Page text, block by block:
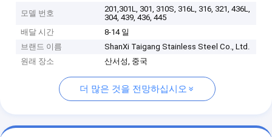
모델 번호
201,301L, 301, 310S, 316L, 316, 321, 436L,
304, 439, 436, 445
배달 시간
8-14 일
브랜드 이름
ShanXi Taigang Stainless Steel Co., Ltd.
원래 장소
산서성, 중국
더 많은 것을 전망하십시오